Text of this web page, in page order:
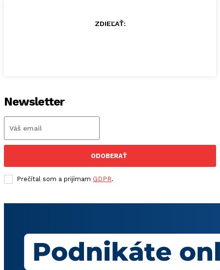
ZDIEĽAŤ:
Newsletter
ODOBERAŤ
Prečítal som a prijímam GDPR.